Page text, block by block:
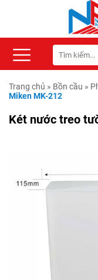
Trang chủ » Bồn cầu »
Miken MK-212
Két nước treo